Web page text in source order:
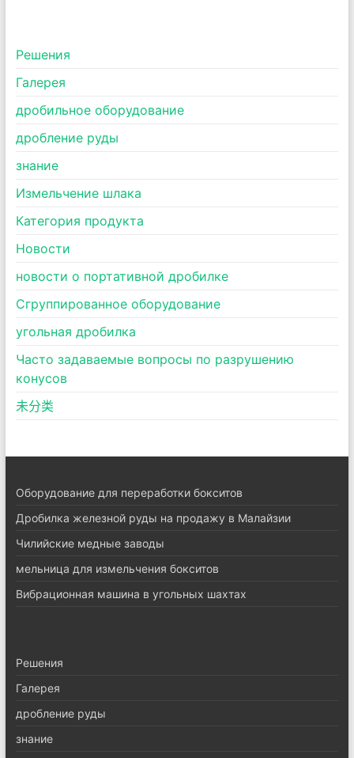
Pешения
Галерея
дробильное оборудование
дробление руды
знание
Измельчение шлака
Категория продукта
Новости
новости о портативной дробилке
Сгруппированное оборудование
угольная дробилка
Часто задаваемые вопросы по разрушению
конусов
未分类
Оборудование для переработки бокситов
Дробилка железной руды на продажу в Малайзии
Чилийские медные заводы
мельница для измельчения бокситов
Вибрационная машина в угольных шахтах
Pешения
Галерея
дробление руды
знание